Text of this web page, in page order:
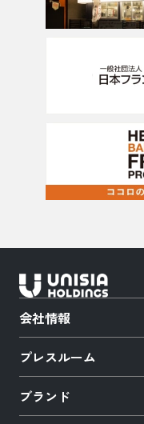
会社情報
プレスルーム
ブランド